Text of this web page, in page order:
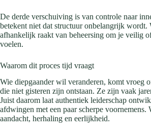
De derde verschuiving is van controle naar
betekent niet dat structuur onbelangrijk wordt.
afhankelijk raakt van beheersing om je veilig
voelen.
Waarom dit proces tijd vraagt
Wie diepgaander wil veranderen, komt vroeg
die niet gisteren zijn ontstaan. Ze zijn vaak
Juist daarom laat authentiek leiderschap
afdwingen met een paar scherpe voornemens.
aandacht, herhaling en eerlijkheid.